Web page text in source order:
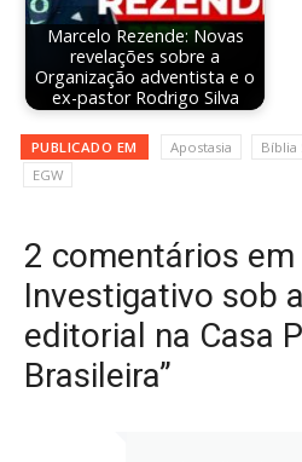
Marcelo Rezende: Novas
revelações sobre a
Organização adventista e o
ex-pastor Rodrigo Silva
PUBLICADO EM Apostasia Bíblia
EGW
2 comentários em
Investigativo sob
editorial na Casa
Brasileira”